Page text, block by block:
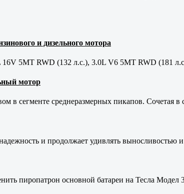
и дизельного мотора
5MT RWD (132 л.с.), 3.0L V6 5MT RWD (181
мотор
сегменте среднеразмерных пикапов. Сочетая в
и продолжает удивлять выносливостью и
пиропатрон основной батареи на Тесла Модел